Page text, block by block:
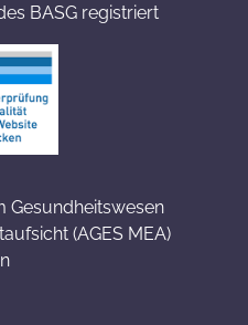
BASG registriert
Gesundheitswesen
(AGES MEA)